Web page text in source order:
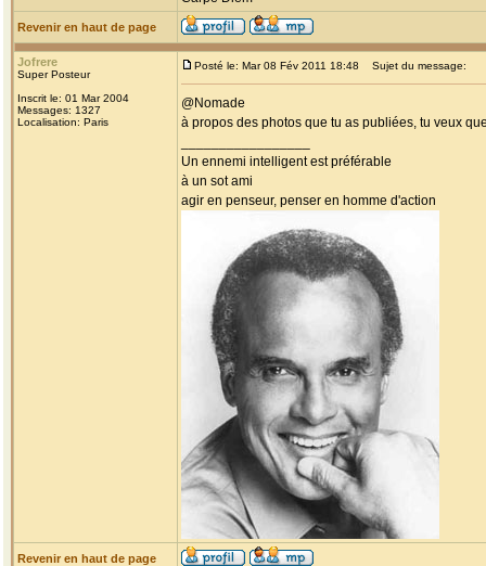
Revenir en haut de page
Jofrere
Super Posteur
Inscrit le: 01 Mar 2004
Messages: 1327
Localisation: Paris
Posté le: Mar 08 Fév 2011 18:48 Sujet du message:
@Nomade
à propos des photos que tu as publiées, tu veux
Un ennemi intelligent est préférable
à un sot ami
agir en penseur, penser en homme d'action
Revenir en haut de page